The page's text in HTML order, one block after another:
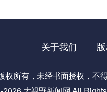
关于我们
权所有，未经书面授权，不